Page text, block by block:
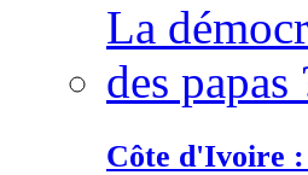
Côte d'Ivoire :